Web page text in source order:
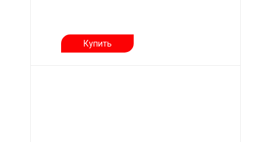
Купить